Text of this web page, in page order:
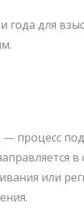
для
процесс
в
или